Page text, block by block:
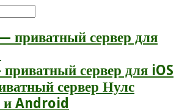
сервер для iOS
сервер Нулс
и Android